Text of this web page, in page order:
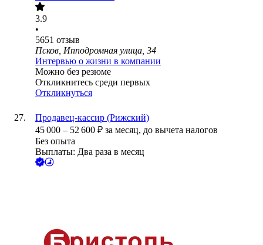
3.9
•
5651 отзыв
Псков, Ипподромная улица, 34
Интервью о жизни в компании
Можно без резюме
Откликнитесь среди первых
Откликнуться
Продавец-кассир (Рижский)
45 000 – 52 600 ₽ за месяц, до вычета налогов
Без опыта
Выплаты: Два раза в месяц